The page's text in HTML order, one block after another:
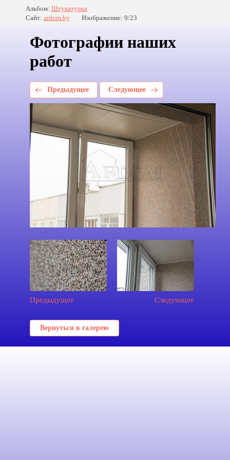
Альбом: Штукатурка
Сайт: ardom.by Изображение: 9/23
Фотографии наших
работ
Предыдущее Следующее
Предыдущее Следующее
Вернуться в галерею